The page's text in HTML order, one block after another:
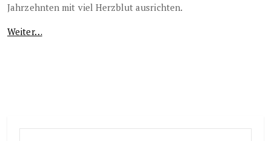
Jahrzehnten mit viel Herzblut ausrichten.
Weiter…